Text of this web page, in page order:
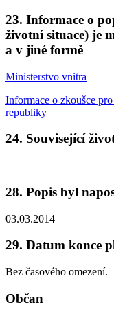
23. Informace o
životní situace) je
a v jiné formě
Ministerstvo vnitra
Informace o zkoušce
republiky
24. Související
28. Popis byl
03.03.2014
29. Datum konce
Bez časového omezení.
Občan